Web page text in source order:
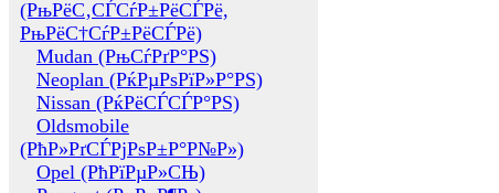
(РњРёС‚СЃСѓР±РёСЃРё,
РњРёС†СѓР±РёСЃРё)
Mudan (РњСѓРґР°РЅ)
Neoplan (РќРµРѕРїР»Р°РЅ)
Nissan (РќРёСЃСЃР°РЅ)
Oldsmobile
(РћР»РґСЃРјРѕР±Р°Р№Р»)
Opel (РћРїРµР»СЊ)